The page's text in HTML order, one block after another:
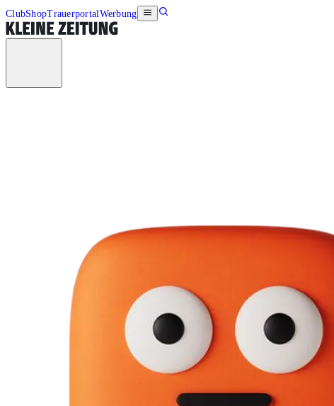
ClubShopTrauerportalWerbung